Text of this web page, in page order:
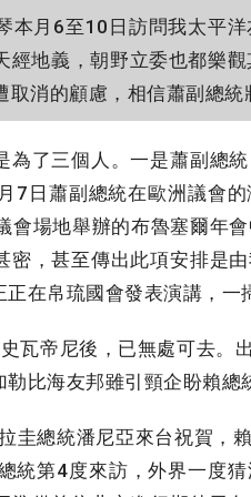
月6至10日訪問我太平洋
經地義，朝野立委也都樂
消的顧慮，相信蕭副總統
了三個人。一是蕭副總
7日蕭副總統在歐洲議會
會場地舉辦的布魯塞爾年
密，甚至傳出此項安排是
在帛琉國會發表演講，一
帝尼後，已無處可去。
比海友邦雖引頸企盼賴總
總統潘尼亞來台祝賀，
統第4度來訪，外界一度